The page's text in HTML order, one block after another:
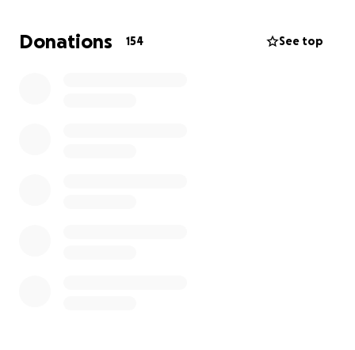
nadat we met vrienden wegwaren in Duitsland nog
Donations 154 See top